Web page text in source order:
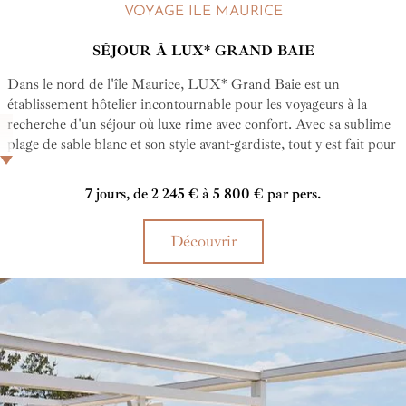
VOYAGE ILE MAURICE
SÉJOUR À LUX* GRAND BAIE
Dans le nord de l'île Maurice, LUX* Grand Baie est un
établissement hôtelier incontournable pour les voyageurs à la
recherche d'un séjour où luxe rime avec confort. Avec sa sublime
plage de sable blanc et son style avant-gardiste, tout y est fait pour
vous faire vivre un séjour inoubliable sous les tropiques.
7 jours, de 2 245 € à 5 800 € par pers.
Découvrir